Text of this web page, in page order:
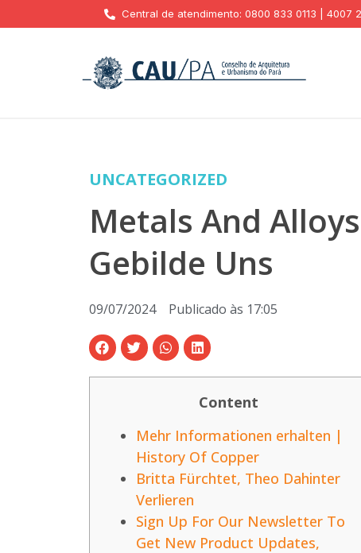
Central de atendimento: 0800 833 0113 | 4007
UNCATEGORIZED
Metals And
Gebilde Uns
09/07/2024 Publicado às 17:05
Content
Mehr Informationen erhalten |
History Of Copper
Britta Fürchtet, Theo Dahinter
Verlieren
Sign Up For Our Newsletter To
Get New Product Updates,